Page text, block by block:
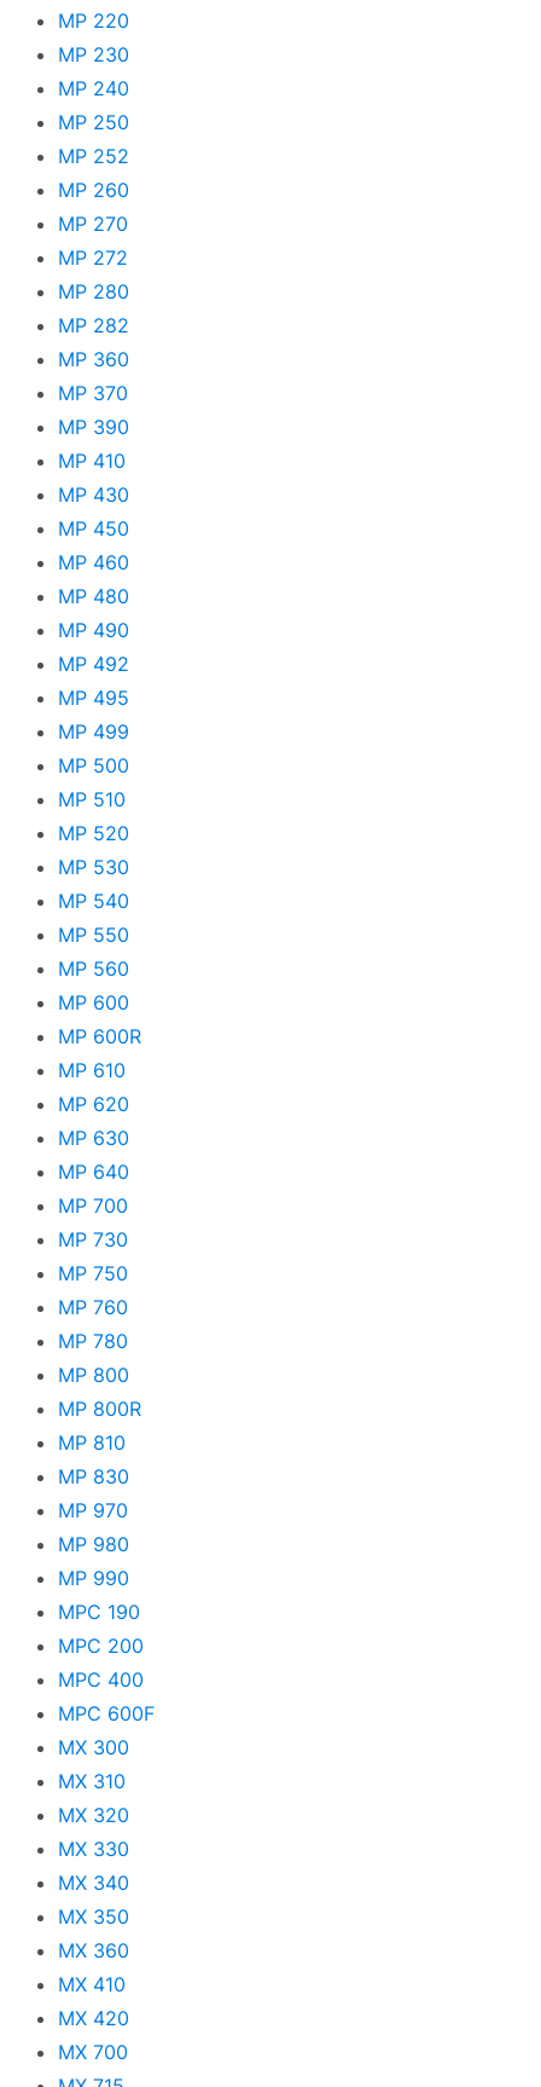
MP 220
MP 230
MP 240
MP 250
MP 252
MP 260
MP 270
MP 272
MP 280
MP 282
MP 360
MP 370
MP 390
MP 410
MP 430
MP 450
MP 460
MP 480
MP 490
MP 492
MP 495
MP 499
MP 500
MP 510
MP 520
MP 530
MP 540
MP 550
MP 560
MP 600
MP 600R
MP 610
MP 620
MP 630
MP 640
MP 700
MP 730
MP 750
MP 760
MP 780
MP 800
MP 800R
MP 810
MP 830
MP 970
MP 980
MP 990
MPC 190
MPC 200
MPC 400
MPC 600F
MX 300
MX 310
MX 320
MX 330
MX 340
MX 350
MX 360
MX 410
MX 420
MX 700